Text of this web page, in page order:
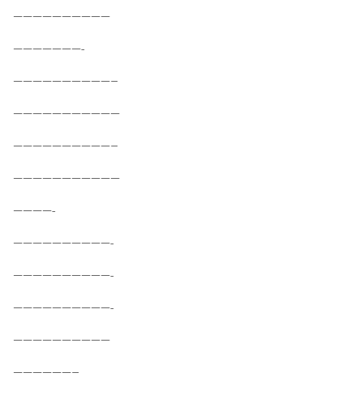
——————————
———————-
——————————–
———————————
——————————–
———————————
————-
——————————-
——————————-
——————————-
——————————
——————–